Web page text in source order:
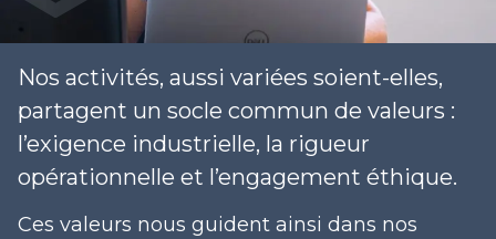
Nos activités, aussi variées soient-elles,
partagent un socle commun de valeurs :
l’exigence industrielle, la rigueur
opérationnelle et l’engagement éthique.
Ces valeurs nous guident ainsi dans nos